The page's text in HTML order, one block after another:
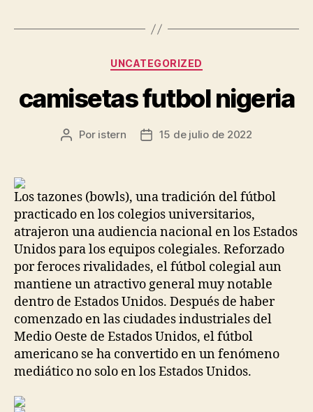
Categorías
UNCATEGORIZED
camisetas futbol nigeria
Autor
Por istern
Fecha15 de julio de 2022
Los tazones (bowls), una tradición del fútbol
practicado en los colegios universitarios,
atrajeron una audiencia nacional en los Estados
Unidos para los equipos colegiales. Reforzado
por feroces rivalidades, el fútbol colegial aun
mantiene un atractivo general muy notable
dentro de Estados Unidos. Después de haber
comenzado en las ciudades industriales del
Medio Oeste de Estados Unidos, el fútbol
americano se ha convertido en un fenómeno
mediático no solo en los Estados Unidos.